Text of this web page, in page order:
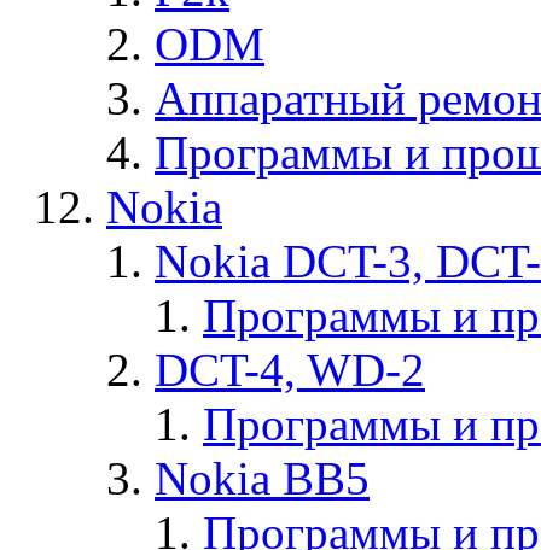
ODM
Аппаратный
Программы и
Nokia
Nokia DCT-3,
Программы и
DCT-4, WD-2
Программы и
Nokia BB5
Программы и